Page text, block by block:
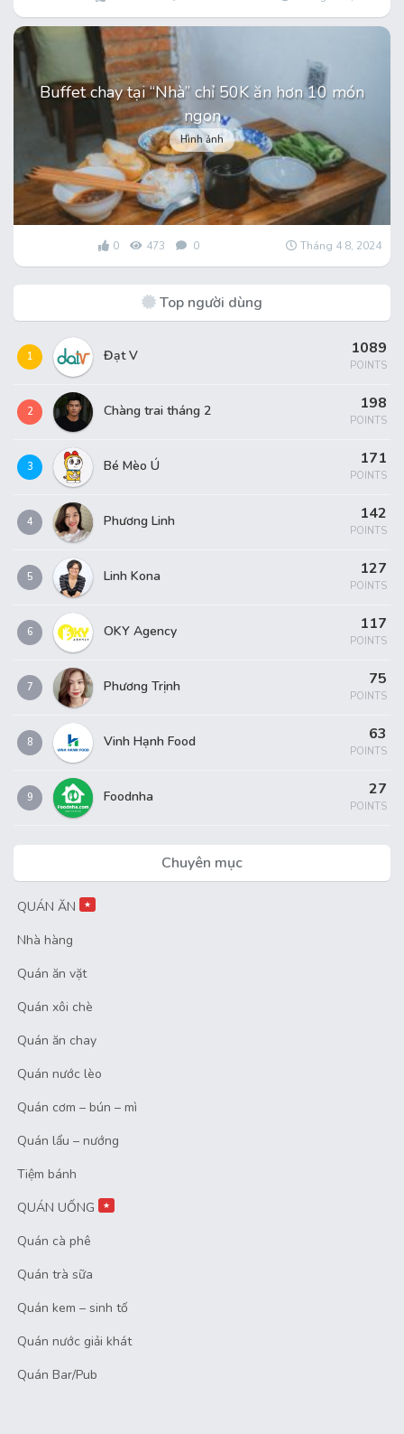
Buffet chay tại “Nhà” chỉ 50K ăn hơn 10 món
ngon
Hình ảnh
0 473 0 Tháng 4 8, 2024
Top người dùng
1 Đạt V 1089
POINTS
2 Chàng trai tháng 2 198
POINTS
3 Bé Mèo Ú 171
POINTS
4 Phương Linh 142
POINTS
5 Linh Kona 127
POINTS
6 OKY Agency 117
POINTS
7 Phương Trịnh 75
POINTS
8 Vinh Hạnh Food 63
POINTS
9 Foodnha 27
POINTS
Chuyên mục
QUÁN ĂN ★
Nhà hàng
Quán ăn vặt
Quán xôi chè
Quán ăn chay
Quán nước lèo
Quán cơm – bún – mì
Quán lẩu – nướng
Tiệm bánh
QUÁN UỐNG
★
Quán cà phê
Quán trà sữa
Quán kem – sinh tố
Quán nước giải khát
Quán Bar/Pub